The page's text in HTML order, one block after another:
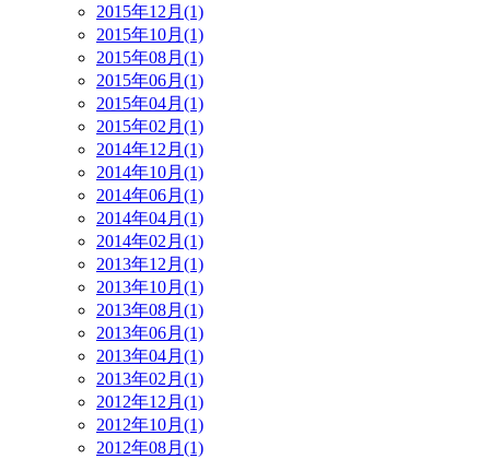
2015年12月(1)
2015年10月(1)
2015年08月(1)
2015年06月(1)
2015年04月(1)
2015年02月(1)
2014年12月(1)
2014年10月(1)
2014年06月(1)
2014年04月(1)
2014年02月(1)
2013年12月(1)
2013年10月(1)
2013年08月(1)
2013年06月(1)
2013年04月(1)
2013年02月(1)
2012年12月(1)
2012年10月(1)
2012年08月(1)